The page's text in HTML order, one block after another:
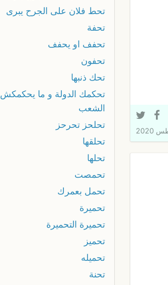
تحط فلان على الجرح يبرى
تحفة
تحفف او يحفف
تحفون
تحك ذنبها
تحكمك الدولة و ما يحكمكش
الشعب
تحلحز تحرحز
تحلقها
تحلها
تحمصت
تحمل بعمرك
تحميرة
تحميرة التحميرة
تحميز
تحميله
تحنة